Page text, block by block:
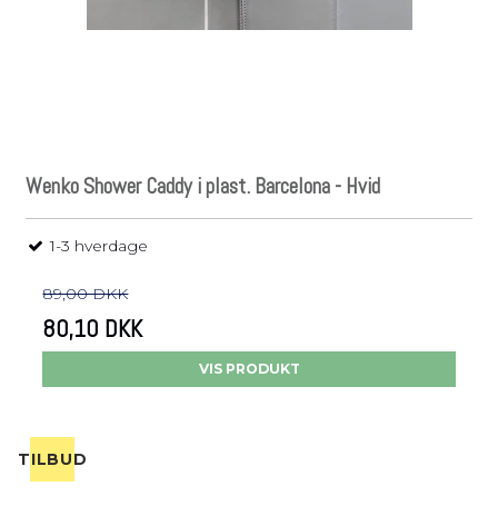
Wenko Shower Caddy i plast. Barcelona - Hvid
1-3 hverdage
89,00 DKK
80,10 DKK
VIS PRODUKT
TILBUD